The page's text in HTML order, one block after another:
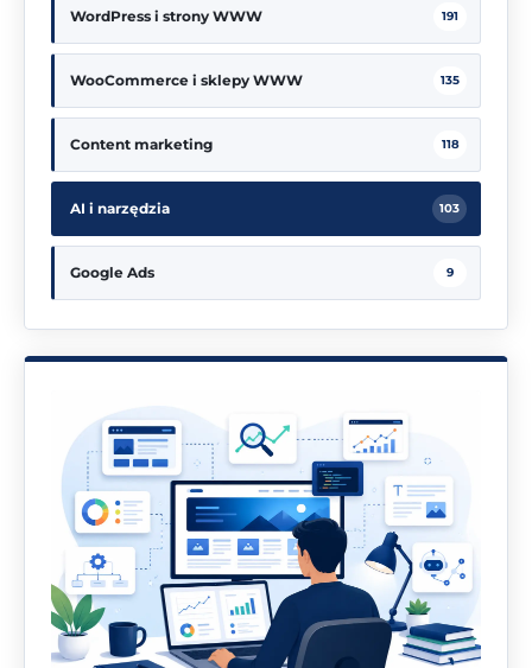
WordPress i strony WWW 191
WooCommerce i sklepy WWW 135
Content marketing 118
AI i narzędzia 103
Google Ads 9